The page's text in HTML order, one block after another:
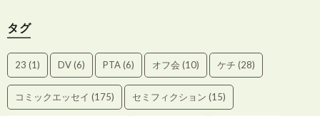
タグ
23 (1) DV(6) PTA(6) オフ会 (10) ケチ (28)
コミックエッセイ (175) セミフィクション (15)